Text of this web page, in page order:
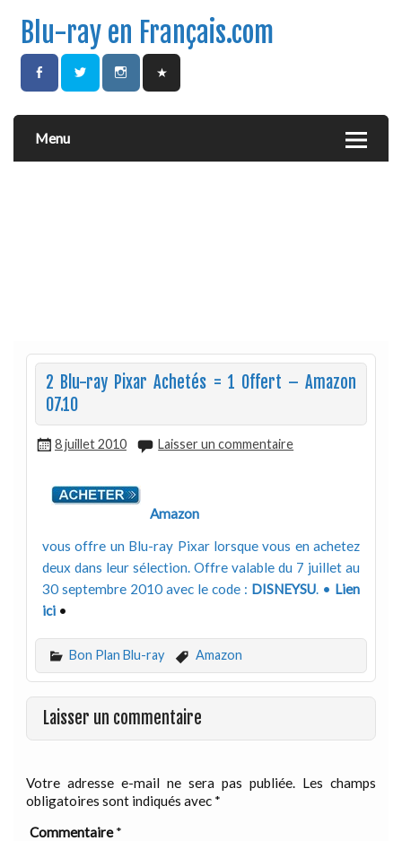
Blu-ray en Français.com
Menu
2 Blu-ray Pixar Achetés = 1 Offert – Amazon
07.10
8 juillet 2010 Laisser un commentaire
Amazon
vous offre un Blu-ray Pixar lorsque vous en achetez
deux dans leur sélection. Offre valable du 7 juillet au
30 septembre 2010 avec le code : DISNEYSU . • Lien
ici •
Bon Plan Blu-ray Amazon
Laisser un commentaire
Votre adresse e-mail ne sera pas publiée. Les champs
obligatoires sont indiqués avec *
Commentaire*